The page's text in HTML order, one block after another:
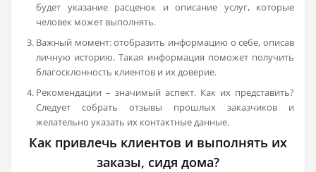
будет указание расценок и описание услуг, которые
человек может выполнять.
Важный момент: отобразить информацию о себе, описав
личную историю. Такая информация поможет получить
благосклонность клиентов и их доверие.
Рекомендации – значимый аспект. Как их представить?
Следует собрать отзывы прошлых заказчиков и
желательно указать их контактные данные.
Как привлечь клиентов и выполнять их
заказы, сидя дома?